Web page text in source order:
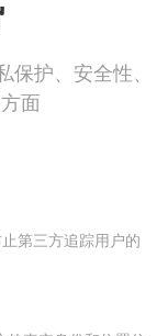
护、安全性、
面
第三方追踪用户的